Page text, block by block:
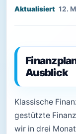
12.
Ausblick
Klassische
gestützte
wir in drei